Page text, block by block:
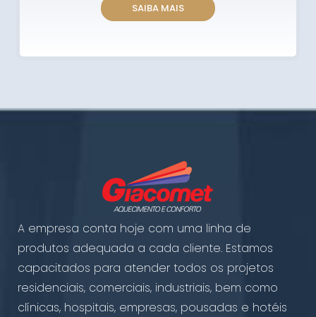
SAIBA MAIS
A empresa conta hoje com uma linha de
produtos adequada a cada cliente. Estamos
capacitados para atender todos os projetos
residenciais, comerciais, industriais, bem como
clínicas, hospitais, empresas, pousadas e hotéis